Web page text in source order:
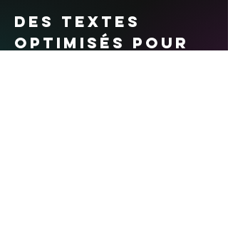
des textes
optimisés pour